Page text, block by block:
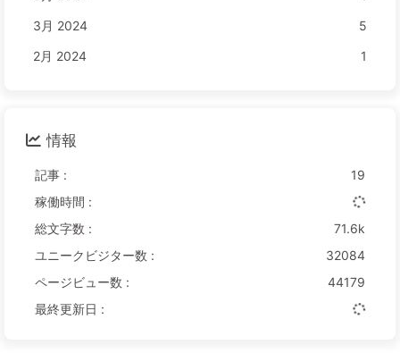
3月 2024
5
2月 2024
1
情報
記事 :
19
稼働時間 :
総文字数 :
71.6k
ユニークビジター数 :
32084
ページビュー数 :
44179
最終更新日 :